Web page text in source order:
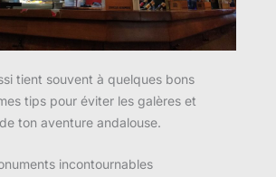
tient souvent à quelques bons
tips pour éviter les galères et
ton aventure andalouse.
incontournables